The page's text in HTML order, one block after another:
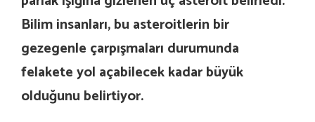
Bilim insanları, bu asteroitlerin bir
gezegenle çarpışmaları durumunda
felakete yol açabilecek kadar büyük
olduğunu belirtiyor.